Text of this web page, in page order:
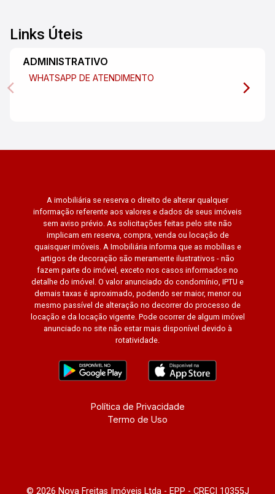
Links Úteis
ADMINISTRATIVO
WHATSAPP DE ATENDIMENTO
A imobiliária se reserva o direito de alterar qualquer
informação referente aos valores e dados de seus imóveis
sem aviso prévio. As solicitações feitas pelo site não
implicam em reserva, compra, venda ou locação de
quaisquer imóveis. A Imobiliária informa que as mobílias e
artigos de decoração são meramente ilustrativos - não
fazem parte do imóvel, exceto nos casos informados no
detalhe do imóvel. O valor anunciado do condomínio, IPTU e
demais taxas é aproximado, podendo ser maior, menor ou
mesmo passível de alteração no decorrer do processo de
locação e da locação vigente. Pode ocorrer de algum imóvel
anunciado no site não estar mais disponível devido à
rotatividade.
Política de Privacidade
Termo de Uso
© 2026 Nova Freitas Imóveis Ltda - EPP - CRECI 10355J